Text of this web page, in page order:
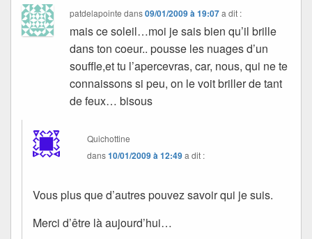
patdelapointe dans09/01/2009 à 19:07 a dit :
mais ce soleil…moi je sais bien qu’il brille
dans ton coeur.. pousse les nuages d’un
souffle,et tu l’apercevras, car, nous, qui ne te
connaissons si peu, on le voit briller de tant
de feux… bisous
Quichottine
dans10/01/2009 à 12:49a dit :
Vous plus que d’autres pouvez savoir qui je suis.
Merci d’être là aujourd’hui…